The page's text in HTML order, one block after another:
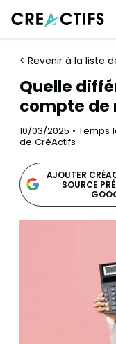
< Revenir à la liste
Quelle
compte de
10/03/2025 •
de CréActifs
AJOUTER
SOURCE